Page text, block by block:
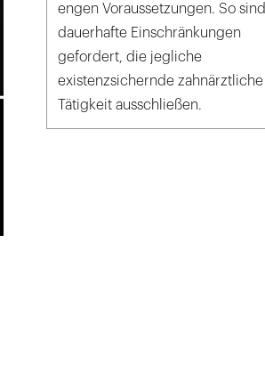
engen Voraussetzungen. So sind
dauerhafte Einschränkungen
gefordert, die jegliche
existenzsichernde zahnärztliche
Tätigkeit ausschließen.